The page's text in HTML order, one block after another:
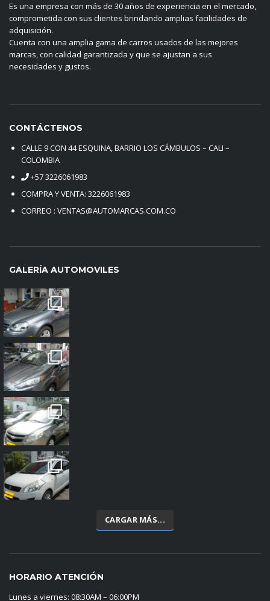
Es una empresa con más de 30 años de experiencia en el mercado,
comprometida con sus clientes brindando amplias facilidades de
adquisición.
Cuenta con una amplia gama de carros usados de las mejores
marcas, con calidad garantizada y que se ajustan a sus
necesidades y gustos.
CONTÁCTENOS
CALLE 9 CON 44 ESQUINA, BARRIO LOS CÁMBULOS – CALI –
COLOMBIA
+57 3226061983
COMPRA Y VENTA: 3226061983
CORREO : VENTAS@AUTOMARCAS.COM.CO
GALERÍA AUTOMOVILES
CARGAR MÁS...
HORARIO ATENCIÓN
Lunes a viernes: 08:30AM – 06:00PM